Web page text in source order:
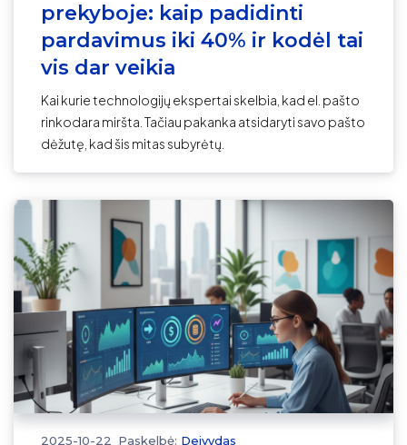
prekyboje: kaip padidinti
pardavimus iki 40% ir kodėl tai
vis dar veikia
Kai kurie technologijų ekspertai skelbia, kad el. pašto
rinkodara miršta. Tačiau pakanka atsidaryti savo pašto
dėžutę, kad šis mitas subyrėtų.
2025-10-22 Paskelbė: Deivydas